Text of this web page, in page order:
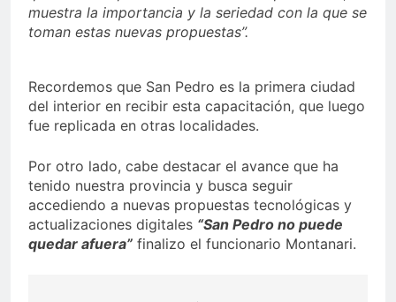
muestra la importancia y la seriedad con la que se
toman estas nuevas propuestas”.
Recordemos que San Pedro es la primera ciudad
del interior en recibir esta capacitación, que luego
fue replicada en otras localidades.
Por otro lado, cabe destacar el avance que ha
tenido nuestra provincia y busca seguir
accediendo a nuevas propuestas tecnológicas y
actualizaciones digitales “San Pedro no puede
quedar afuera” finalizo el funcionario Montanari.